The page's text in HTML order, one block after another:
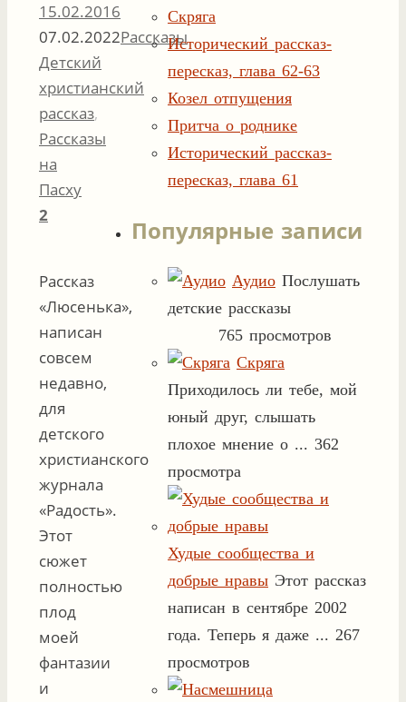
15.02.2016
07.02.2022Рассказы
Детский
христианский
рассказ,
Рассказы
на
Пасху
2
Рассказ
«Люсенька»,
написан
совсем
недавно,
для
детского
христианского
журнала
«Радость».
Этот
сюжет
полностью
плод
моей
фантазии
и
Скряга
Исторический рассказ-
пересказ, глава 62-63
Козел отпущения
Притча о роднике
Исторический рассказ-
пересказ, глава 61
Популярные записи
Аудио Послушать
детские рассказы
765 просмотров
Скряга
Приходилось ли тебе, мой
юный друг, слышать
плохое мнение о ... 362
просмотра
Худые сообщества и
добрые нравы Этот рассказ
написан в сентябре 2002
года. Теперь я даже ... 267
просмотров